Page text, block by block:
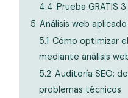
4.4 Prueba GRATIS
5 Análisis web aplicado
5.1 Cómo optimizar
mediante análisis
5.2 Auditoría SEO:
problemas técnicos